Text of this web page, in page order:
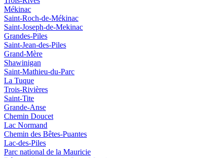
Mékinac
Saint-Roch-de-Mékinac
Saint-Joseph-de-Mekinac
Grandes-Piles
Saint-Jean-des-Piles
Grand-Mère
Shawinigan
Saint-Mathieu-du-Parc
La Tuque
Trois-Rivières
Saint-Tite
Grande-Anse
Chemin Doucet
Lac Normand
Chemin des Bêtes-Puantes
Lac-des-Piles
Parc national de la Mauricie